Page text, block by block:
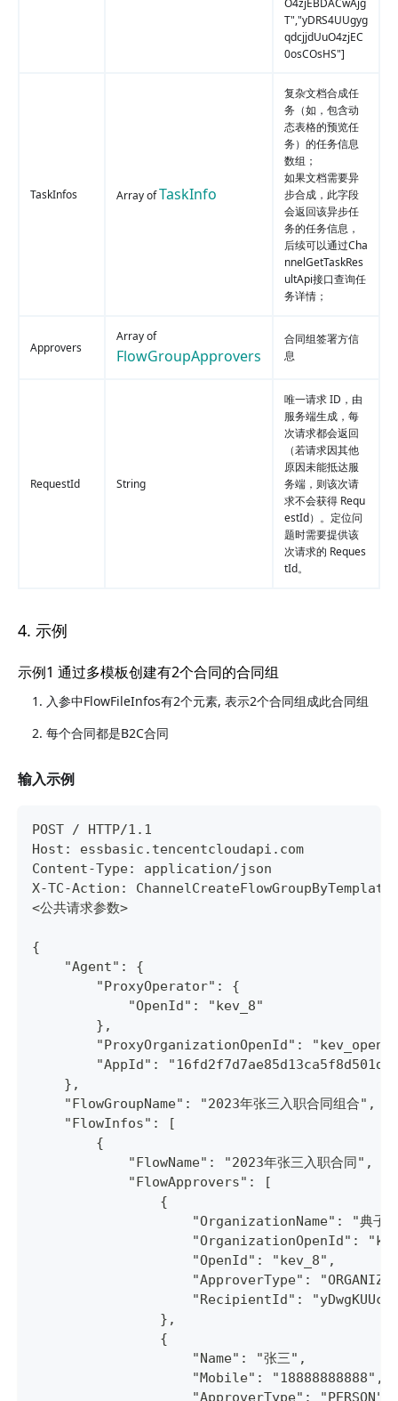
T","yDRS4UUgyg
qdcjjdUuO4zjEC
0osCOsHS"]
TaskInfos Array ofTaskInfo
复杂文档合成任
务（如，包含动
态表格的预览任
务）的任务信息
数组；
如果文档需要异
步合成，此字段
会返回该异步任
务的任务信息，
后续可以通过Cha
nnelGetTaskRes
ultApi接口查询任
务详情；
Approvers
Array of
FlowGroupApprovers
合同组签署方信
息
RequestId String
唯一请求 ID，由
服务端生成，每
次请求都会返回
（若请求因其他
原因未能抵达服
务端，则该次请
求不会获得 Requ
estId）。定位问
题时需要提供该
次请求的 Reques
tId。
4. 示例
示例1 通过多模板创建有2个合同的合同组
入参中FlowFileInfos有2个元素, 表示2个合同组成此合同组
每个合同都是B2C合同
输入示例
POST / HTTP/1.1
Host: essbasic.tencentcloudapi.com
Content-Type: application/json
X-TC-Action:
<公共请求参数>
{
    "Agent": {
        "ProxyOperator": {
            "OpenId": "kev_8"
        },
"ProxyOrganizationOpenId":
"AppId":
    },
    "FlowGroupName": "2023年张三入职合同组合",
    "FlowInfos": [
        {
            "FlowName": "2023年张三入职合同",
            "FlowApprovers": [
                {
"OrganizationName": "典子谦
"OrganizationOpenId":
                    "OpenId": "kev_8",
"ApproverType":
"RecipientId":
                },
                {
                    "Name": "张三",
                    "Mobile": "18888888888",
                    "ApproverType": "PERSON",